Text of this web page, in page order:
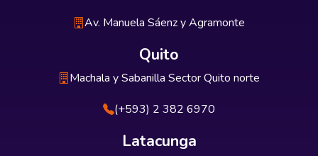
Av. Manuela Sáenz y Agramonte
Quito
Machala y Sabanilla Sector Quito norte
(+593) 2 382 6970
Latacunga